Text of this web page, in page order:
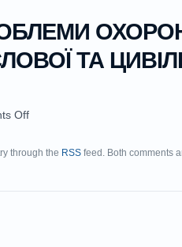
ТА
Off
through the RSS feed. Both comments